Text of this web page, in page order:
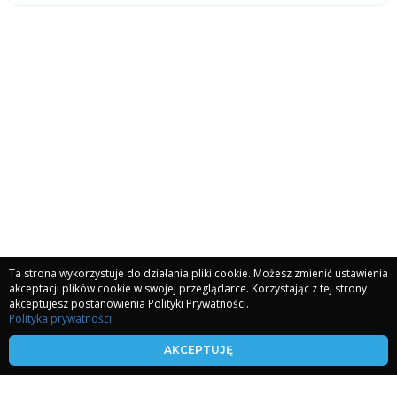
kronikiakaszy.com
koherencjaserca.com
Ta strona wykorzystuje do działania pliki cookie. Możesz zmienić ustawienia
akceptacji plików cookie w swojej przeglądarce. Korzystając z tej strony
akceptujesz postanowienia Polityki Prywatności.
Polityka prywatności
AKCEPTUJĘ